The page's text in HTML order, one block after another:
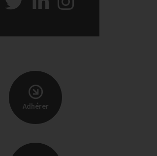
Adhérer